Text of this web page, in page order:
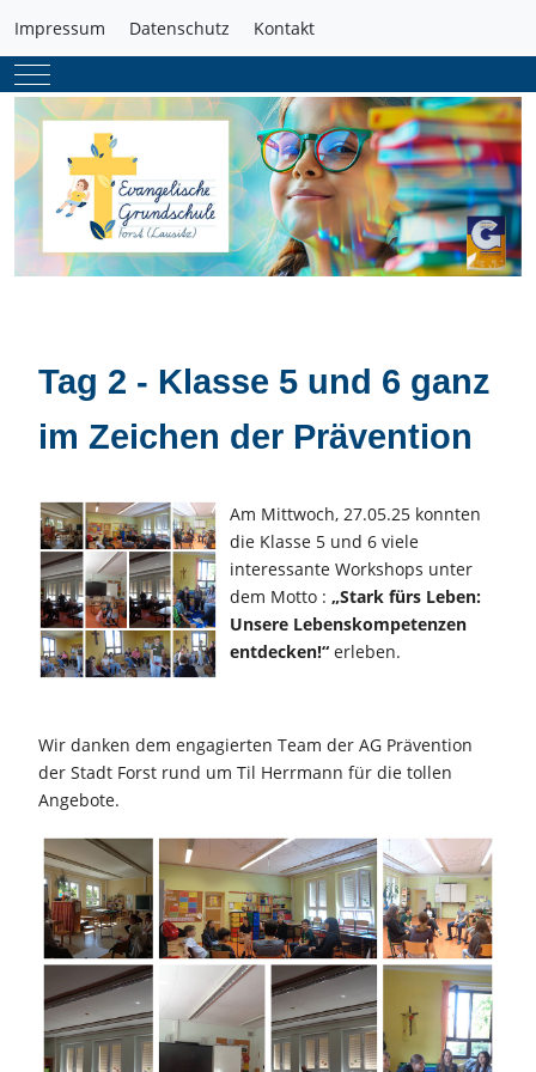
Impressum Datenschutz
Kontakt
Mobile Menu Toggle
Tag 2 - Klasse 5 und 6 ganz
im Zeichen der Prävention
Am Mittwoch, 27.05.25 konnten
die Klasse 5 und 6 viele
interessante Workshops unter
dem Motto : „Stark fürs Leben:
Unsere Lebenskompetenzen
entdecken!“ erleben.
Wir danken dem engagierten Team der AG Prävention
der Stadt Forst rund um Til Herrmann für die tollen
Angebote.